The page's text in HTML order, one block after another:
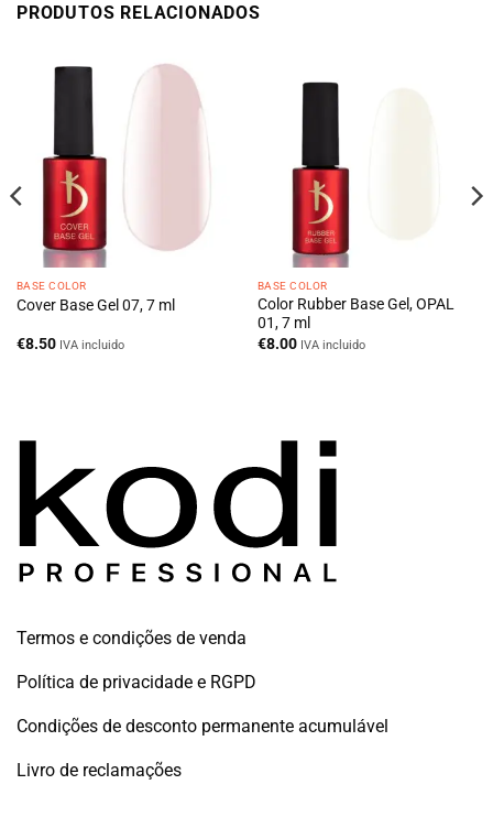
PRODUTOS RELACIONADOS
BASE COLOR
Cover Base Gel 07, 7 ml
€8.50 IVA incluido
BASE COLOR
Color Rubber Base Gel, OPAL
01, 7 ml
€8.00 IVA incluido
Termos e condições de venda
Política de privacidade e RGPD
Condições de desconto permanente acumulável
Livro de reclamações